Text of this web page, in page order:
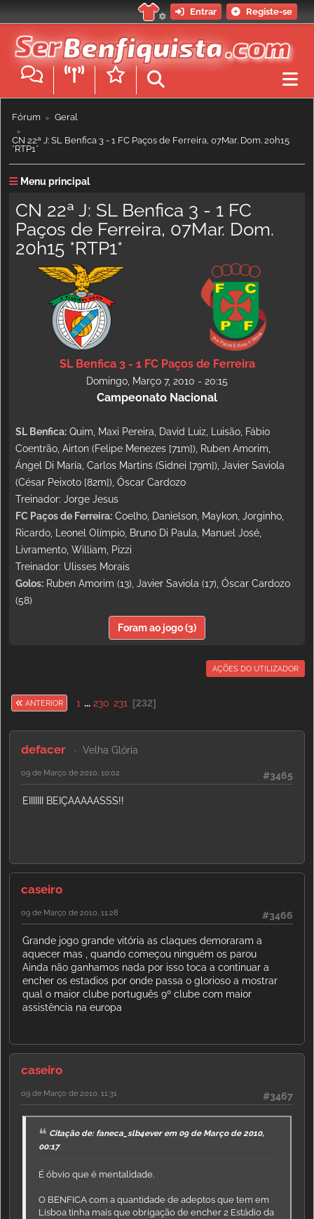
Entrar Registe-se
Fórum ► Geral
►
CN 22ª J: SL Benfica 3 - 1 FC Paços de Ferreira, 07Mar. Dom. 20h15
*RTP1*
Menu principal
CN 22ª J: SL Benfica 3 - 1 FC
Paços de Ferreira, 07Mar. Dom.
20h15 *RTP1*
SL Benfica 3 - 1 FC Paços de Ferreira
Domingo, Março 7, 2010 - 20:15
Campeonato Nacional
SL Benfica: Quim, Maxi Pereira, David Luiz, Luisão, Fábio
Coentrão, Airton (Felipe Menezes [71m]), Ruben Amorim,
Ángel Di María, Carlos Martins (Sidnei [79m]), Javier Saviola
(César Peixoto [82m]), Óscar Cardozo
Treinador: Jorge Jesus
FC Paços de Ferreira: Coelho, Danielson, Maykon, Jorginho,
Ricardo, Leonel Olímpio, Bruno Di Paula, Manuel José,
Livramento, William, Pizzi
Treinador: Ulisses Morais
Golos: Ruben Amorim (13), Javier Saviola (17), Óscar Cardozo
(58)
Foram ao jogo (3)
AÇÕES DO UTILIZADOR
ANTERIOR 1 ... 230 231 232
defacer Velha Glória
#3465
09 de Março de 2010, 10:02
EIIIIIII BEIÇAAAAASSS!!
caseiro
#3466
09 de Março de 2010, 11:28
Grande jogo grande vitória as claques demoraram a
aquecer mas , quando começou ninguém os parou
Ainda não ganhamos nada por isso toca a continuar a
encher os estadios por onde passa o glorioso a mostrar
qual o maior clube português 9º clube com maior
assistência na europa
caseiro
#3467
09 de Março de 2010, 11:31
Citação de: faneca_slb4ever em 09 de Março de 2010,
00:17
É óbvio que é mentalidade.
O BENFICA com a quantidade de adeptos que tem em
Lisboa tinha mais que obrigação de encher 2 Estádio da